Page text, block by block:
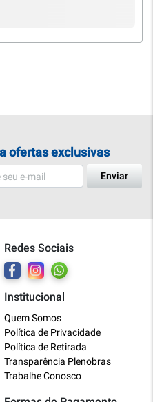
ofertas exclusivas
Enviar
Redes Sociais
Institucional
Quem Somos
Política de Privacidade
Política de Retirada
Transparência Plenobras
Trabalhe Conosco